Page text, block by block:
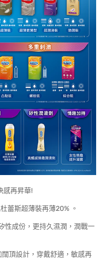
感再昇華!
蕾斯超薄裝再薄20% 。
性成份，更持久濕潤，潤戰一
頂設計，穿戴舒適，敏感再